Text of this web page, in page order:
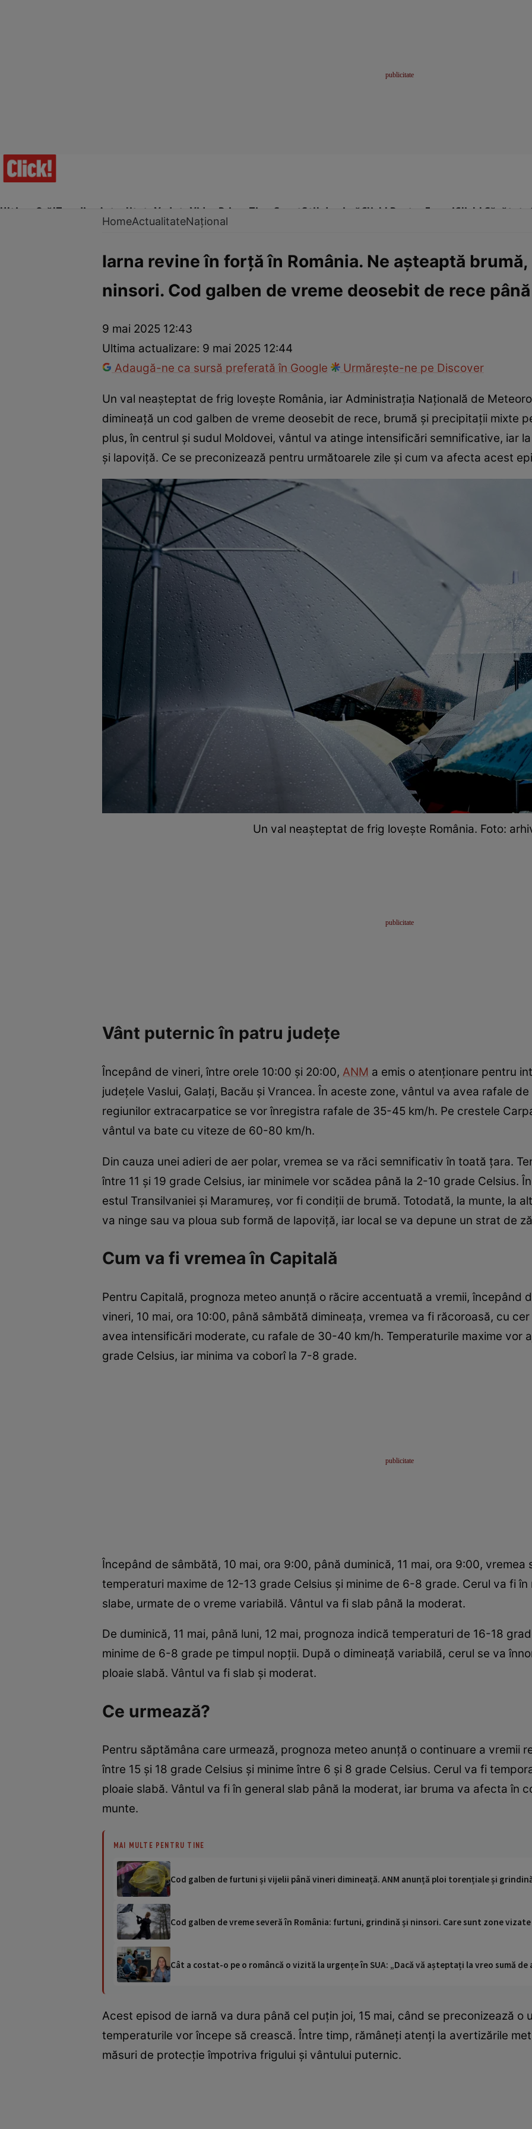
Ultima Oră!Trending Actualitate Vedete Video Prime Time SportStil de viațăClick! Pentru FemeiClick! Sănătate
Internațional Fapt diversTehnologieNaționalSport
HomeActualitateNațional
Iarna revine în forță în România. Ne așteaptă
ninsori. Cod galben de vreme deosebit de rece
9 mai 2025 12:43
Ultima actualizare: 9 mai 2025 12:44
Adaugă-ne ca sursă preferată în Google
Urmărește-ne pe Discover
Un val neașteptat de frig lovește România, iar Administrația Națională de
dimineață un cod galben de vreme deosebit de rece, brumă și precipitații mixte
plus, în centrul și sudul Moldovei, vântul va atinge intensificări semnificative, iar
și lapoviță. Ce se preconizează pentru următoarele zile și cum va afecta acest
Un val neașteptat de frig lovește România. Foto:
Vânt puternic în patru județe
Începând de vineri, între orele 10:00 și 20:00, ANM a emis o atenționare pentru
județele Vaslui, Galați, Bacău și Vrancea. În aceste zone, vântul va avea rafale
regiunilor extracarpatice se vor înregistra rafale de 35-45 km/h. Pe crestele
vântul va bate cu viteze de 60-80 km/h.
Din cauza unei adieri de aer polar, vremea se va răci semnificativ în toată țara.
între 11 și 19 grade Celsius, iar minimele vor scădea până la 2-10 grade Celsius.
estul Transilvaniei și Maramureș, vor fi condiții de brumă. Totodată, la munte, la
va ninge sau va ploua sub formă de lapoviță, iar local se va depune un strat de
Cum va fi vremea în Capitală
Pentru Capitală, prognoza meteo anunță o răcire accentuată a vremii, începând
vineri, 10 mai, ora 10:00, până sâmbătă dimineața, vremea va fi răcoroasă, cu
avea intensificări moderate, cu rafale de 30-40 km/h. Temperaturile maxime vor
grade Celsius, iar minima va coborî la 7-8 grade.
Începând de sâmbătă, 10 mai, ora 9:00, până duminică, 11 mai, ora 9:00,
temperaturi maxime de 12-13 grade Celsius și minime de 6-8 grade. Cerul va fi
slabe, urmate de o vreme variabilă. Vântul va fi slab până la moderat.
De duminică, 11 mai, până luni, 12 mai, prognoza indică temperaturi de 16-18
minime de 6-8 grade pe timpul nopții. După o dimineață variabilă, cerul se va
ploaie slabă. Vântul va fi slab și moderat.
Ce urmează?
Pentru săptămâna care urmează, prognoza meteo anunță o continuare a vremii
între 15 și 18 grade Celsius și minime între 6 și 8 grade Celsius. Cerul va fi
ploaie slabă. Vântul va fi în general slab până la moderat, iar bruma va afecta în
munte.
MAI MULTE PENTRU TINE
Cod galben de furtuni și vijelii până vineri dimineață. ANM anunță ploi torențiale și
Cod galben de vreme severă în România: furtuni, grindină și ninsori. Care sunt zone
Cât a costat-o pe o româncă o vizită la urgențe în SUA: „Dacă vă așteptați la vreo sumă de
Acest episod de iarnă va dura până cel puțin joi, 15 mai, când se preconizează o
temperaturile vor începe să crească. Între timp, rămâneți atenți la avertizările
măsuri de protecție împotriva frigului și vântului puternic.